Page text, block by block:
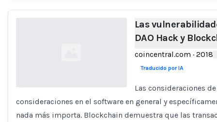
Las
DAO Hack y
coincentral.com · 2018
Traducido por IA
Las consideraciones
consideraciones en el software en general y
nada más importa. Blockchain demuestra que las